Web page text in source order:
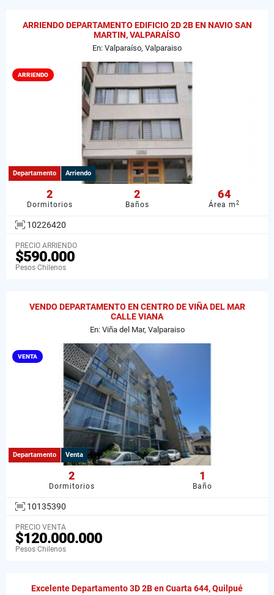
ARRIENDO DEPARTAMENTO EDIFICIO 2D 2B EN NAVIO SAN
MARTIN, VALPARAÍSO
En: Valparaíso, Valparaiso
ARRIENDO
Departamento Arriendo
2
Dormitorios
2
Baños
64
Área m2
10226420
PRECIO ARRIENDO
$590.000
Pesos Chilenos
VENDO DEPARTAMENTO EN CENTRO DE VIÑA DEL MAR
CALLE VIANA
En: Viña del Mar, Valparaiso
VENTA
Departamento Venta
2
Dormitorios
1
Baño
10135390
PRECIO VENTA
$120.000.000
Pesos Chilenos
Excelente Departamento 3D 2B en Cuarta 644, Quilpué